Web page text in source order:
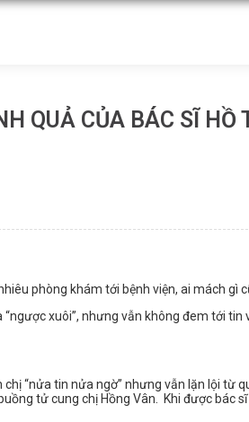
QUẢ CỦA BÁC SĨ
phòng khám tới bệnh viện, ai mách
xuôi”, nhưng vẫn không đem tới
“nửa tin nửa ngờ” nhưng vẫn lặn lội
tử cung chị Hồng Vân. Khi được bác